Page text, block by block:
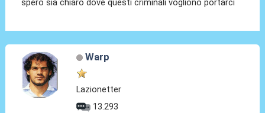
spero sia chiaro dove questi criminali vogliono portarci
Warp
Lazionetter
13.293